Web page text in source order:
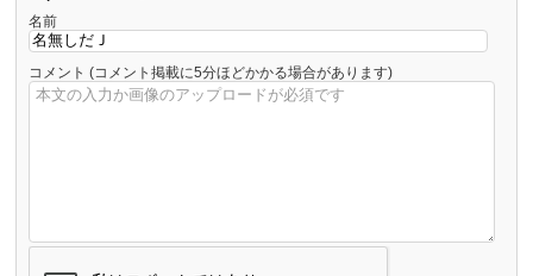
名前
コメント (コメント掲載に5分ほどかかる場合があります)